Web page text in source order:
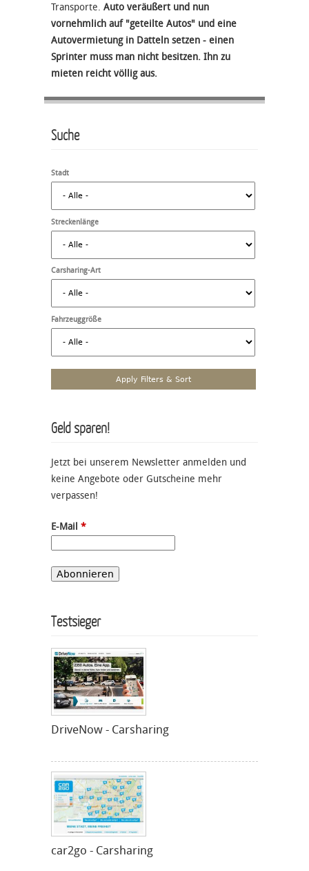
Transporte. Auto veräußert und nun
vornehmlich auf "geteilte Autos" und eine
Autovermietung in Datteln setzen - einen
Sprinter muss man nicht besitzen. Ihn zu
mieten reicht völlig aus.
Suche
Stadt
Streckenlänge
Carsharing-Art
Fahrzeuggröße
Geld sparen!
Jetzt bei unserem Newsletter anmelden und
keine Angebote oder Gutscheine mehr
verpassen!
E-Mail *
Testsieger
DriveNow - Carsharing
car2go - Carsharing